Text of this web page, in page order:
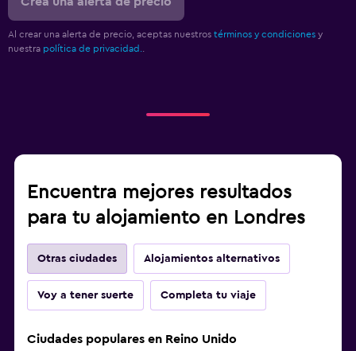
Al crear una alerta de precio, aceptas nuestros términos y condiciones y
nuestra política de privacidad.
Encuentra mejores resultados
para tu alojamiento en Londres
Otras ciudades Alojamientos alternativos
Voy a tener suerte Completa tu viaje
Ciudades populares en Reino Unido